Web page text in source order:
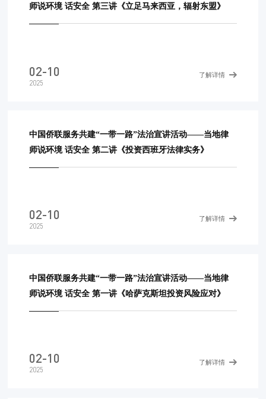
师说环境 话安全 第三讲《立足马来西亚，辐射东盟》
02-10
2025
了解详情
中国侨联服务共建“一带一路”法治宣讲活动——当地律
师说环境 话安全 第二讲《投资西班牙法律实务》
02-10
2025
了解详情
中国侨联服务共建“一带一路”法治宣讲活动——当地律
师说环境 话安全 第一讲《哈萨克斯坦投资风险应对》
02-10
2025
了解详情